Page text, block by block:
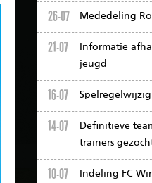
26-07 Mededeling
21-07
Informatie
jeugd
16-07
14-07
Definitieve
trainers
10-07 Indeling FC